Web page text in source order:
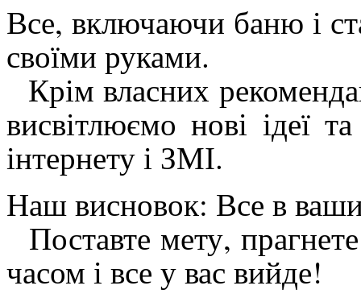
Все, включаючи баню і
своїми руками.
Крім власних
висвітлюємо нові ідеї
інтернету і ЗМІ.
Наш висновок: Все в
Поставте мету,
часом і все у вас вийде!